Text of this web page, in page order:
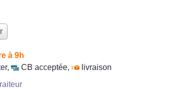
à 9h
, CB acceptée,
livraison